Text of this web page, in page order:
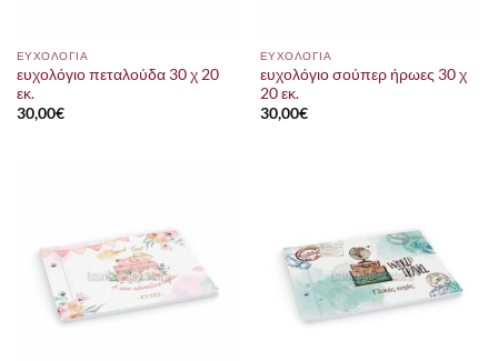
ΕΥΧΟΛΟΓΙΑ
ευχολόγιο πεταλούδα 30 χ 20
εκ.
30,00€
ΕΥΧΟΛΟΓΙΑ
ευχολόγιο σούπερ ήρωες 30 χ
20 εκ.
30,00€